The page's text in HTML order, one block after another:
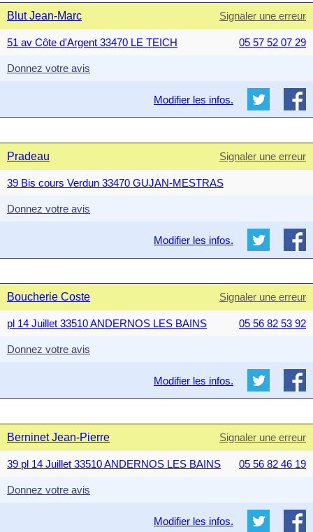
Blut Jean-Marc Signaler une erreur
51 av Côte d'Argent 33470 LE TEICH 05 57 52 07 29
Donnez votre avis
Modifier les infos.
Pradeau Signaler une erreur
39 Bis cours Verdun 33470 GUJAN-MESTRAS
Donnez votre avis
Modifier les infos.
Boucherie Coste Signaler une erreur
pl 14 Juillet 33510 ANDERNOS LES BAINS 05 56 82 53 92
Donnez votre avis
Modifier les infos.
Berninet Jean-Pierre Signaler une erreur
39 pl 14 Juillet 33510 ANDERNOS LES BAINS 05 56 82 46 19
Donnez votre avis
Modifier les infos.